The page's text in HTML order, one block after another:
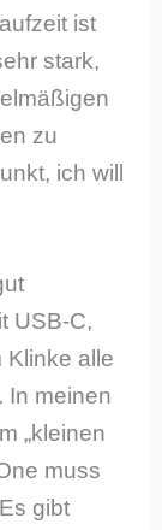
ist
stark,
zu
ich will
USB-C,
Klinke alle
In meinen
„kleinen
muss
gibt